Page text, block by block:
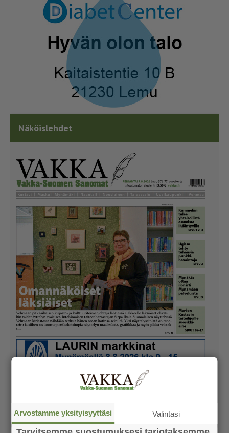
Näköislehdet
Arvostamme yksityisyyttäsi Valintasi